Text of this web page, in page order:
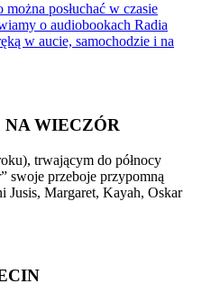
posłuchać w czasie
o audiobookach Radia
w aucie, samochodzie i na
WIECZÓR
trwającym do północy
swoje przeboje przypomną
Jusis, Margaret, Kayah, Oskar